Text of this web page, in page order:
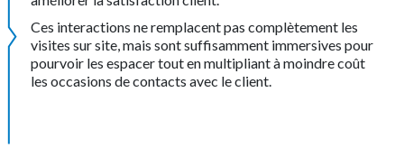
Ces interactions ne remplacent pas complètement les
visites sur site, mais sont suffisamment immersives pour
pourvoir les espacer tout en multipliant à moindre coût
les occasions de contacts avec le client.